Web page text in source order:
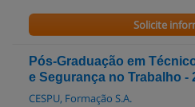
Solicite
Pós-Graduação em
e Segurança no Trabalho -
CESPU, Formação S.A.